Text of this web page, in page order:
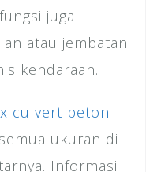
juga
atau jembatan
kendaraan.
culvert beton
ukuran di
Informasi